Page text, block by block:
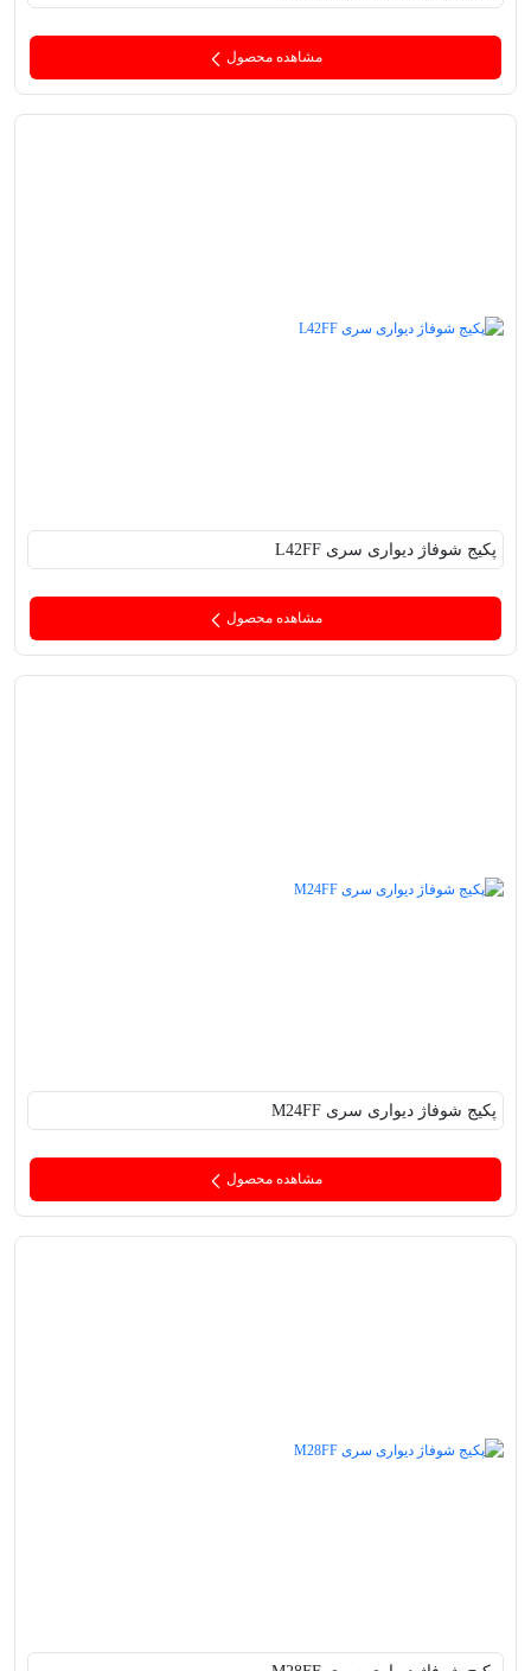
مشاهده محصول
پکیج‌ شوفاژ دیواری سری L42FF
مشاهده محصول
پکیج‌ شوفاژ دیواری سری M24FF
مشاهده محصول